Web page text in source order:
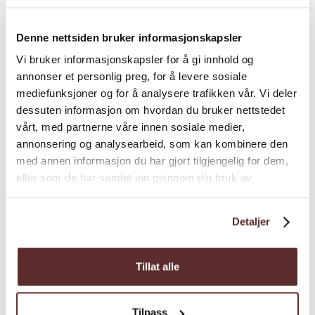
Denne nettsiden bruker informasjonskapsler
Vi bruker informasjonskapsler for å gi innhold og
annonser et personlig preg, for å levere sosiale
mediefunksjoner og for å analysere trafikken vår. Vi deler
dessuten informasjon om hvordan du bruker nettstedet
vårt, med partnerne våre innen sosiale medier,
annonsering og analysearbeid, som kan kombinere den
med annen informasjon du har gjort tilgjengelig for dem,
eller som de har samlet inn gjennom din bruk av
Detaljer
Tillat alle
Tilpass
asfaltert. Det er litt stigning til og frå
parkeringsplassane til brua, (særleg ved Bu),
dette må familar med barn på sykkel og
rullestolbrukarar vera merksame på.
Turlengd:Brua er 1380 meter, og avstand til
parkeringsplass på Bu er ca 500 meter, til
parkering i Vallavik ca 200 meter.
Varighet
Kart